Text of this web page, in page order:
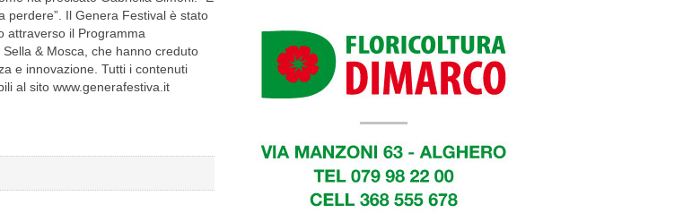
perdere”. Il Genera Festival è stato
attraverso il Programma
Sella & Mosca, che hanno creduto
e innovazione. Tutti i contenuti
al sito www.generafestiva.it